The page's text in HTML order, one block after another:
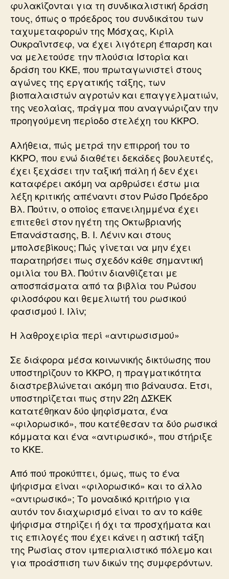
φυλακίζονται για τη συνδικαλιστική δράση
τους, όπως ο πρόεδρος του συνδικάτου των
ταχυμεταφορών της Μόσχας, Κιρίλ
Ουκραΐντσεφ, να έχει λιγότερη έπαρση και
να μελετούσε την πλούσια Ιστορία και
δράση του ΚΚΕ, που πρωταγωνιστεί στους
αγώνες της εργατικής τάξης, των
βιοπαλαιστών αγροτών και επαγγελματιών,
της νεολαίας, πράγμα που αναγνώριζαν την
προηγούμενη περίοδο στελέχη του ΚΚΡΟ.
Αλήθεια, πώς μετρά την επιρροή του το
ΚΚΡΟ, που ενώ διαθέτει δεκάδες βουλευτές,
έχει ξεχάσει την ταξική πάλη ή δεν έχει
καταφέρει ακόμη να αρθρώσει έστω μια
λέξη κριτικής απέναντι στον Ρώσο Πρόεδρο
Βλ. Πούτιν, ο οποίος επανειλημμένα έχει
επιτεθεί στον ηγέτη της Οκτωβριανής
Επανάστασης, Β. Ι. Λένιν και στους
μπολσεβίκους; Πώς γίνεται να μην έχει
παρατηρήσει πως σχεδόν κάθε σημαντική
ομιλία του Βλ. Πούτιν διανθίζεται με
αποσπάσματα από τα βιβλία του Ρώσου
φιλοσόφου και θεμελιωτή του ρωσικού
φασισμού Ι. Ιλίν;
Η λαθροχειρία περί «αντιρωσισμού»
Σε διάφορα μέσα κοινωνικής δικτύωσης που
υποστηρίζουν το ΚΚΡΟ, η πραγματικότητα
διαστρεβλώνεται ακόμη πιο βάναυσα. Ετσι,
υποστηρίζεται πως στην 22η ΔΣΚΕΚ
κατατέθηκαν δύο ψηφίσματα, ένα
«φιλορωσικό», που κατέθεσαν τα δύο ρωσικά
κόμματα και ένα «αντιρωσικό», που στήριξε
το ΚΚΕ.
Από πού προκύπτει, όμως, πως το ένα
ψήφισμα είναι «φιλορωσικό» και το άλλο
«αντιρωσικό»; Το μοναδικό κριτήριο για
αυτόν τον διαχωρισμό είναι το αν το κάθε
ψήφισμα στηρίζει ή όχι τα προσχήματα και
τις επιλογές που έχει κάνει η αστική τάξη
της Ρωσίας στον ιμπεριαλιστικό πόλεμο και
για προάσπιση των δικών της συμφερόντων.